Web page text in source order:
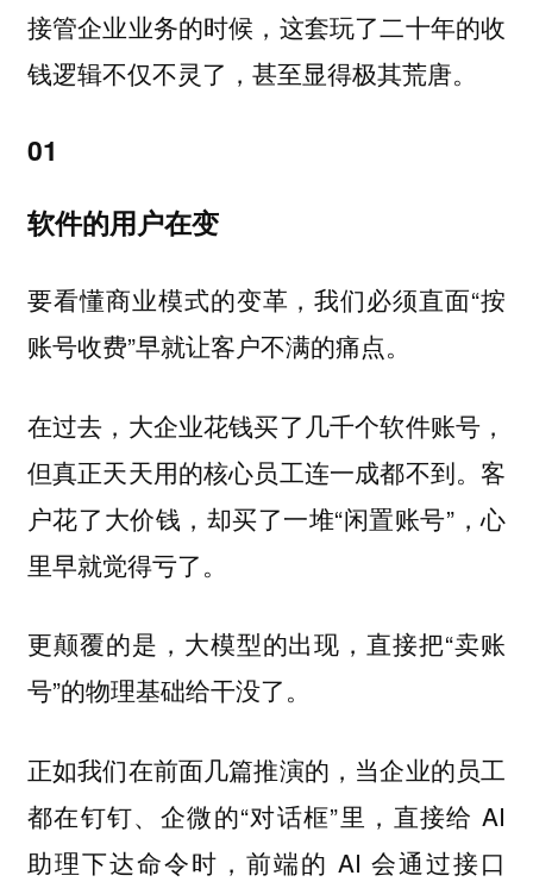
接管企业业务的时候，这套玩了二十年的收
钱逻辑不仅不灵了，甚至显得极其荒唐。
01
软件的用户在变
要看懂商业模式的变革，我们必须直面“按
账号收费”早就让客户不满的痛点。
在过去，大企业花钱买了几千个软件账号，
但真正天天用的核心员工连一成都不到。客
户花了大价钱，却买了一堆“闲置账号”，心
里早就觉得亏了。
更颠覆的是，大模型的出现，直接把“卖账
号”的物理基础给干没了。
正如我们在前面几篇推演的，当企业的员工
都在钉钉、企微的“对话框”里，直接给 AI
助理下达命令时，前端的 AI 会通过接口